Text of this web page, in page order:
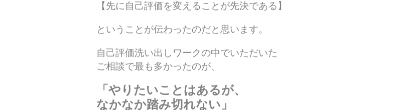
【先に自己評価を変えることが先決である】
ということが伝わったのだと思います。
自己評価洗い出しワークの中でいただいた
ご相談で最も多かったのが、
「やりたいことはあるが、
なかなか踏み切れない」